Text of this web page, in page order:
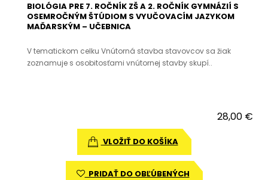
BIOLÓGIA PRE 7. ROČNÍK ZŠ A 2. ROČNÍK GYMNÁZIÍ S
OSEMROČNÝM ŠTÚDIOM S VYUČOVACÍM JAZYKOM
MAĎARSKÝM – UČEBNICA
V tematickom celku Vnútorná stavba stavovcov sa žiak
zoznamuje s osobitosťami vnútornej stavby skupí..
28,00 €
VLOŽIŤ DO KOŠÍKA
PRIDAŤ DO OBĽÚBENÝCH